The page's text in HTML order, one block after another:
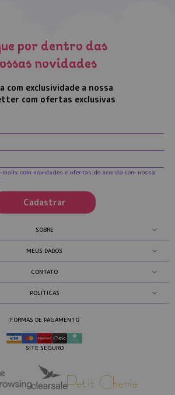
por dentro das
novidades
com exclusividade a nossa
com ofertas exclusivas
Cadastrar
mails com novidades e ofertas de acordo com nossa
SOBRE
MEUS DADOS
CONTATO
POLÍTICAS
FORMAS DE PAGAMENTO
SITE SEGURO